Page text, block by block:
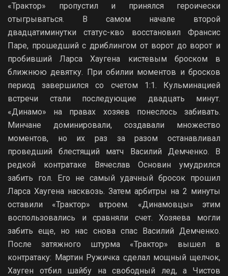
«Трактор» пропустил и принялся героически
отыгрываться. В самом начале второй
двадцатиминутки статус-кво восстановил Франсис
Паре, прошедший с дриблингом от ворот до ворот и
пробивший Ларса Хаугена кистевым броском в
ближнюю девятку. При обилии моментов и бросков
период завершился со счетом 1:1. Кульминацией
встречи стали последующие двадцать минут.
«Динамо» на правах хозяев понеслось забивать.
Минчане доминировали, создавали множество
моментов, но их раз за разом останавливал
проведший блестящий матч Василий Демченко. В
редкой контратаке Вячеслав Основин умудрился
забить гол. Его не самый удачный бросок прошил
Ларса Хаугена насквозь. Затем арбитры на 2 минуты
оставили «Трактор» втроем. «Динамовцы» этим
воспользовались и сравняли счет. Хозяева могли
забить еще, но нас снова спас Василий Демченко.
После затяжного штурма «Трактор» вышел в
контратаку: Мартин Ружичка сделал мощный щелчок,
Хауген отбил шайбу на свободный лед, а Чистов